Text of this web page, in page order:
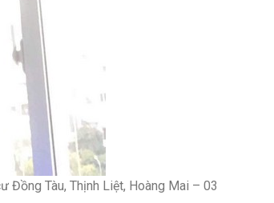
Đồng Tàu, Thịnh Liệt, Hoàng Mai – 03